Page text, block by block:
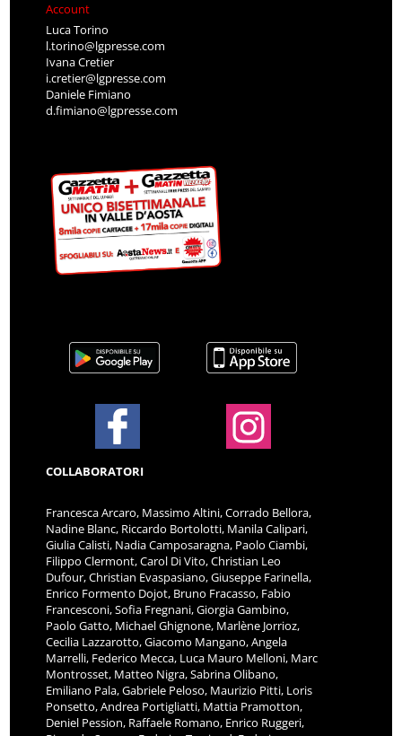
Account
Luca Torino
l.torino@lgpresse.com
Ivana Cretier
i.cretier@lgpresse.com
Daniele Fimiano
d.fimiano@lgpresse.com
COLLABORATORI
Francesca Arcaro, Massimo Altini, Corrado Bellora,
Nadine Blanc, Riccardo Bortolotti, Manila Calipari,
Giulia Calisti, Nadia Camposaragna, Paolo Ciambi,
Filippo Clermont, Carol Di Vito, Christian Leo
Dufour, Christian Evaspasiano, Giuseppe Farinella,
Enrico Formento Dojot, Bruno Fracasso, Fabio
Francesconi, Sofia Fregnani, Giorgia Gambino,
Paolo Gatto, Michael Ghignone, Marlène Jorrioz,
Cecilia Lazzarotto, Giacomo Mangano, Angela
Marrelli, Federico Mecca, Luca Mauro Melloni, Marc
Montrosset, Matteo Nigra, Sabrina Olibano,
Emiliano Pala, Gabriele Peloso, Maurizio Pitti, Loris
Ponsetto, Andrea Portigliatti, Mattia Pramotton,
Deniel Pession, Raffaele Romano, Enrico Ruggeri,